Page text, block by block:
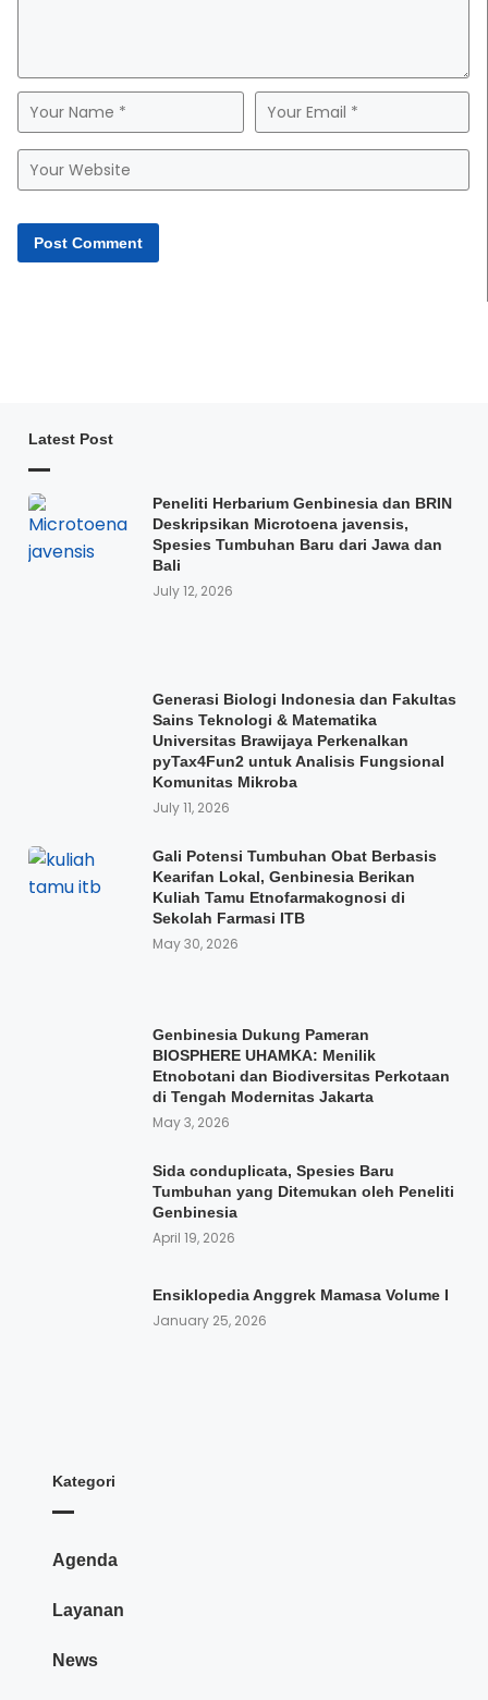
Latest Post
Peneliti Herbarium Genbinesia dan BRIN
Deskripsikan Microtoena javensis,
Spesies Tumbuhan Baru dari Jawa dan
Bali
July 12, 2026
Generasi Biologi Indonesia dan Fakultas
Sains Teknologi & Matematika
Universitas Brawijaya Perkenalkan
pyTax4Fun2 untuk Analisis Fungsional
Komunitas Mikroba
July 11, 2026
Gali Potensi Tumbuhan Obat Berbasis
Kearifan Lokal, Genbinesia Berikan
Kuliah Tamu Etnofarmakognosi di
Sekolah Farmasi ITB
May 30, 2026
Genbinesia Dukung Pameran
BIOSPHERE UHAMKA: Menilik
Etnobotani dan Biodiversitas Perkotaan
di Tengah Modernitas Jakarta
May 3, 2026
Sida conduplicata, Spesies Baru
Tumbuhan yang Ditemukan oleh Peneliti
Genbinesia
April 19, 2026
Ensiklopedia Anggrek Mamasa Volume I
January 25, 2026
Kategori
Agenda
Layanan
News